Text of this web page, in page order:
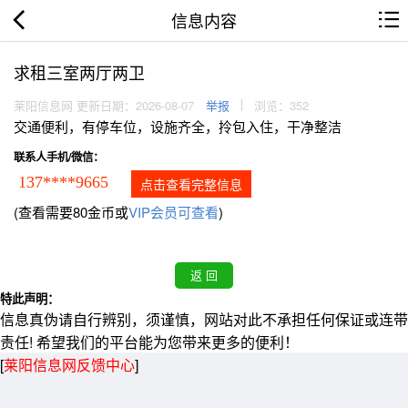
信息内容
求租三室两厅两卫
莱阳信息网 更新日期：2026-08-07 举报 浏览：352
交通便利，有停车位，设施齐全，拎包入住，干净整洁
联系人手机/微信：
137****9665 点击查看完整信息
(查看需要80金币或VIP会员可查看)
特此声明：
信息真伪请自行辨别，须谨慎，网站对此不承担任何保证或连带
责任! 希望我们的平台能为您带来更多的便利！
[莱阳信息网反馈中心]